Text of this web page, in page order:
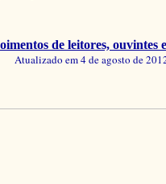
de leitores, ouvintes
Atualizado em 4 de agosto de